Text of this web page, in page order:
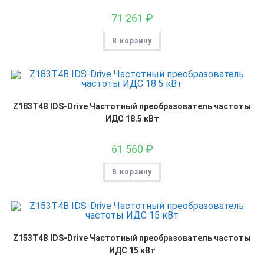
71 261 ₽
В корзину
Z183T4B IDS-Drive Частотный преобразователь частоты
ИДС 18.5 кВт
61 560 ₽
В корзину
Z153T4B IDS-Drive Частотный преобразователь частоты
ИДС 15 кВт